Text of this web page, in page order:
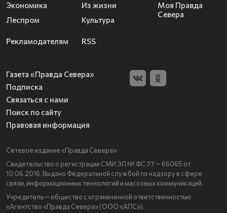
Экономика
Леспром
Из жизни
Культура
Моя Правда
Севера
Рекламодателям RSS
Газета «Правда Севера»
Подписка
Связаться с нами
Поиск по сайту
Правовая информация
Сетевое издание «Правда Севера».
Свидетельство о регистрации СМИ ЭЛ № ФС 77 — 66065 от
10.06.2016. Выдано Федеральной службой по надзору в сфере
связи, информационных технологий и массовых коммуникаций.
Учредитель — общество с ограниченной ответственностью
«Агентство «Правда Севера» (ООО «АПС»).